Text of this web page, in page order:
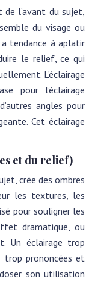
de l’avant du sujet,
du visage ou
a tendance à aplatir
le relief, ce qui
L’éclairage
pour l’éclairage
angles pour
Cet éclairage
et du relief)
crée des ombres
les textures, les
pour souligner les
dramatique, ou
Un éclairage trop
trop prononcées et
son utilisation